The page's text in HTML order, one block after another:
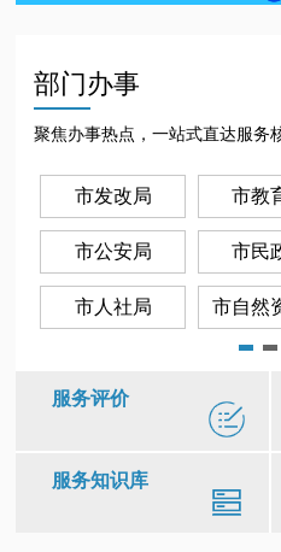
部门办事
聚焦办事热点，一站式直达服务
市发改局 市教
市公安局 市民
市人社局 市自然
服务评价
服务知识库